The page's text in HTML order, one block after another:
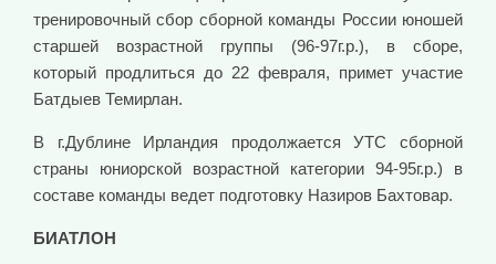
тренировочный сбор сборной команды России юношей
старшей возрастной группы (96-97г.р.), в сборе,
который продлиться до 22 февраля, примет участие
Батдыев Темирлан.
В г.Дублине Ирландия продолжается УТС сборной
страны юниорской возрастной категории 94-95г.р.) в
составе команды ведет подготовку Назиров Бахтовар.
БИАТЛОН